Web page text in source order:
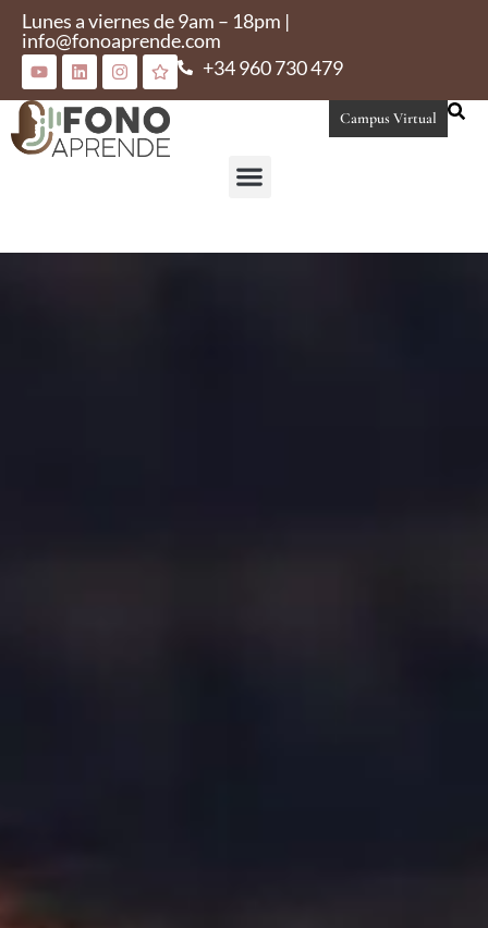
Lunes a viernes de 9am – 18pm |
info@fonoaprende.com
+34 960 730 479
Campus Virtual